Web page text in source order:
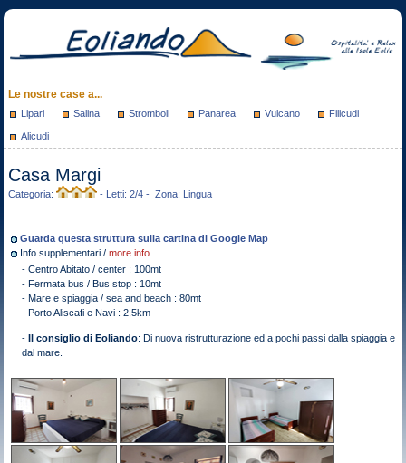
Le nostre case a...
Lipari Salina Stromboli Panarea Vulcano Filicudi
Alicudi
Casa Margi
Categoria: - Letti: 2/4 - Zona: Lingua
Guarda questa struttura sulla cartina di Google Map
Info supplementari /more info
- Centro Abitato / center : 100mt
- Fermata bus / Bus stop : 10mt
- Mare e spiaggia / sea and beach : 80mt
- Porto Aliscafi e Navi : 2,5km
-Il consiglio di Eoliando: Di nuova ristrutturazione ed a pochi passi dalla spiaggia e
dal mare.